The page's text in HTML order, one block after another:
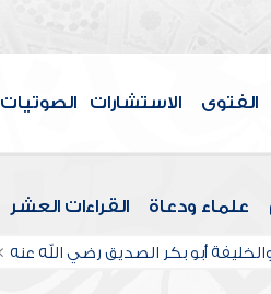
الفتوى الاستشارات الصوتيات
علماء ودعاة القراءات العشر
أبو بكر الصديق رضي الله عنه